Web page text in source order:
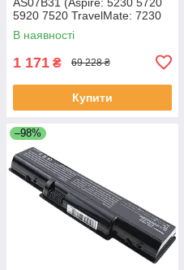
5920 7520 TravelMate: 7230
7530 7730) 11.1V 4400mAh
Чорний
В наявності
1 171 ₴ 69 228 ₴
Купити
–98%